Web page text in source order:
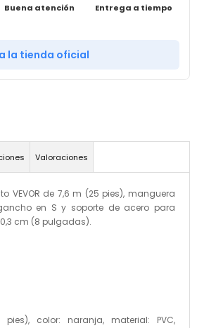
Buena atención Entrega a tiempo
la tienda oficial
Valoraciones
VEVOR de 7,6 m (25 pies), manguera
en S y soporte de acero para
cm (8 pulgadas).
color: naranja, material: PVC,